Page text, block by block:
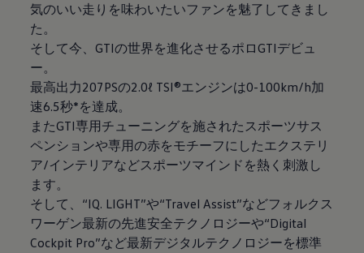
気のいい走りを味わいたいファンを魅了してきまし
た。
そして今、GTIの世界を進化させるポロGTIデビュ
ー。
最高出力207PSの2.0ℓ TSI®エンジンは0-100km/h加
速6.5秒*を達成。
またGTI専用チューニングを施されたスポーツサス
ペンションや専用の赤をモチーフにしたエクステリ
ア/インテリアなどスポーツマインドを熱く刺激し
ます。
そして、“IQ. LIGHT”や“Travel Assist”などフォルクス
ワーゲン最新の先進安全テクノロジーや“Digital
Cockpit Pro”など最新デジタルテクノロジーを標準